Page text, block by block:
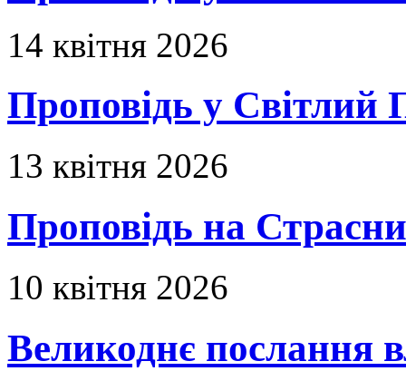
14 квітня 2026
Проповідь у Світлий
13 квітня 2026
Проповідь на
10 квітня 2026
Великоднє послання